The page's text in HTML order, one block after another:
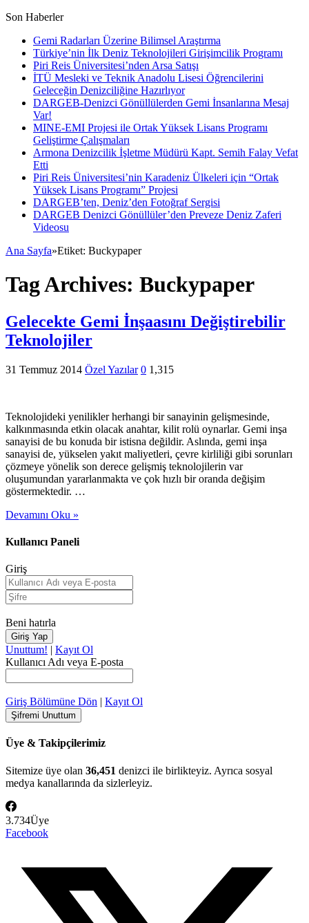
Son Haberler
Gemi Radarları Üzerine Bilimsel Araştırma
Türkiye’nin İlk Deniz Teknolojileri Girişimcilik Programı
Piri Reis Üniversitesi’nden Arsa Satışı
İTÜ Mesleki ve Teknik Anadolu Lisesi Öğrencilerini
Geleceğin Denizciliğine Hazırlıyor
DARGEB-Denizci Gönüllülerden Gemi İnsanlarına Mesaj
Var!
MINE-EMI Projesi ile Ortak Yüksek Lisans Programı
Geliştirme Çalışmaları
Armona Denizcilik İşletme Müdürü Kapt. Semih Falay Vefat
Etti
Piri Reis Üniversitesi’nin Karadeniz Ülkeleri için “Ortak
Yüksek Lisans Programı” Projesi
DARGEB’ten, Deniz’den Fotoğraf Sergisi
DARGEB Denizci Gönüllüler’den Preveze Deniz Zaferi
Videosu
Ana Sayfa»Etiket: Buckypaper
Tag Archives: Buckypaper
Gelecekte Gemi İnşaasını Değiştirebilir
Teknolojiler
31 Temmuz 2014 Özel Yazılar 0 1,315
Teknolojideki yenilikler herhangi bir sanayinin gelişmesinde,
kalkınmasında etkin olacak anahtar, kilit rolü oynarlar. Gemi inşa
sanayisi de bu konuda bir istisna değildir. Aslında, gemi inşa
sanayisi de, yükselen yakıt maliyetleri, çevre kirliliği gibi sorunları
çözmeye yönelik son derece gelişmiş teknolojilerin var
oluşumundan yararlanmakta ve çok hızlı bir oranda değişim
göstermektedir. …
Devamını Oku »
Kullanıcı Paneli
Giriş
Beni hatırla
Unuttum! | Kayıt Ol
Kullanıcı Adı veya E-posta
Giriş Bölümüne Dön | Kayıt Ol
Üye & Takipçilerimiz
Sitemize üye olan 36,451 denizci ile birlikteyiz. Ayrıca sosyal
medya kanallarında da sizlerleyiz.
3.734Üye
Facebook